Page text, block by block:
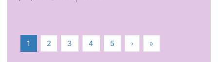
1 2 3 4 5 › »